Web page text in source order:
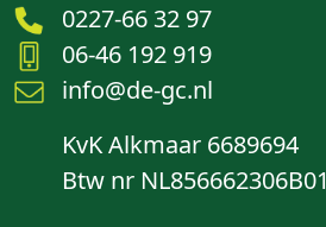
0227-66 32 97
06-46 192 919
info@de-gc.nl
KvK Alkmaar 6689694
Btw nr NL856662306B01